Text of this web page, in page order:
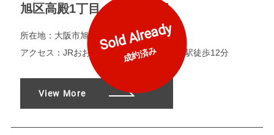
旭区高殿1丁目 限定1区画
所在地： 大阪市旭区高殿1丁目
アクセス： JRおおさか東線『城北公園通』駅徒歩12分
View More
Sold Already
成約済み